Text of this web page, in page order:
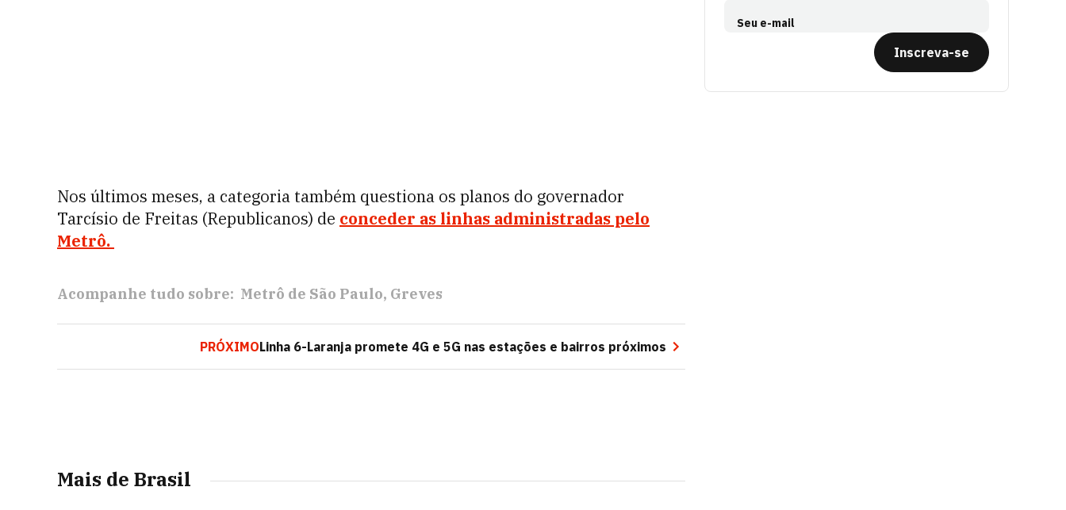
Nos últimos meses, a categoria também questiona os planos do governador
Tarcísio de Freitas (Republicanos) de conceder as linhas administradas pelo
Metrô.
Acompanhe tudo sobre: Metrô de São Paulo Greves
PRÓXIMOLinha 6-Laranja promete 4G e 5G nas estações e bairros próximos
Mais de Brasil
Seu e-mail
Inscreva-se